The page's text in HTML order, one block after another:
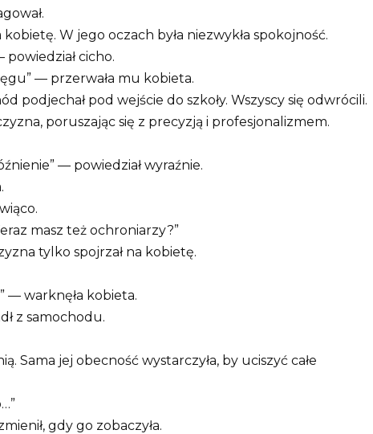
kobietę. W jego oczach była niezwykła spokojność.
powiedział cicho.
— przerwała mu kobieta.
podjechał pod wejście do szkoły. Wszyscy się odwrócili.
poruszając się z precyzją i profesjonalizmem.
— powiedział wyraźnie.
masz też ochroniarzy?”
tylko spojrzał na kobietę.
— warknęła kobieta.
z samochodu.
Sama jej obecność wystarczyła, by uciszyć całe
gdy go zobaczyła.